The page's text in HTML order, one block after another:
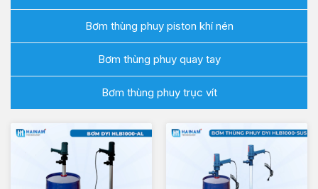
Bơm thùng phuy piston khí nén
Bơm thùng phuy quay tay
Bơm thùng phuy trục vít